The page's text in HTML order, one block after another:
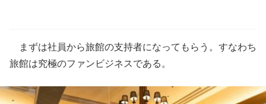
まずは社員から旅館の支持者になってもらう。すなわち
旅館は究極のファンビジネスである。